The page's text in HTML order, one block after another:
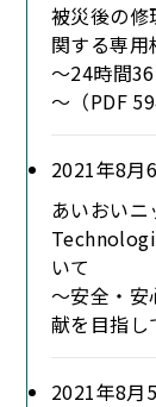
被災後の修
関する専用
～24時間
～（PDF
2021年8月
あいおい
いて
～安全・安
献を目指し
2021年8月